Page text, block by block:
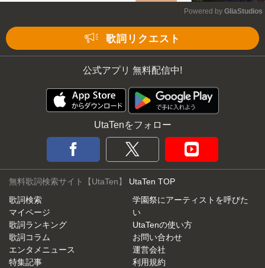
Powered by GliaStudios
歌詞リクエスト
公式アプリ 無料配信中!
UtaTenをフォロー
無料歌詞検索サイト【UtaTen】 UtaTen TOP
歌詞検索
マイページ
歌詞ランキング
歌詞コラム
エンタメニュース
特集記事
学園祭にアーティストを呼びた
い
UtaTenの使い方
お問い合わせ
運営会社
利用規約